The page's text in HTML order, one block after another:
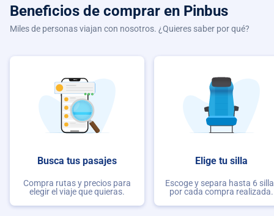
Beneficios de comprar en Pinbus
Miles de personas viajan con nosotros. ¿Quieres saber por qué?
Busca tus pasajes
Compra rutas y precios para
elegir el viaje que quieras.
Elige tu silla
Escoge y separa hasta 6
por cada compra realizada.